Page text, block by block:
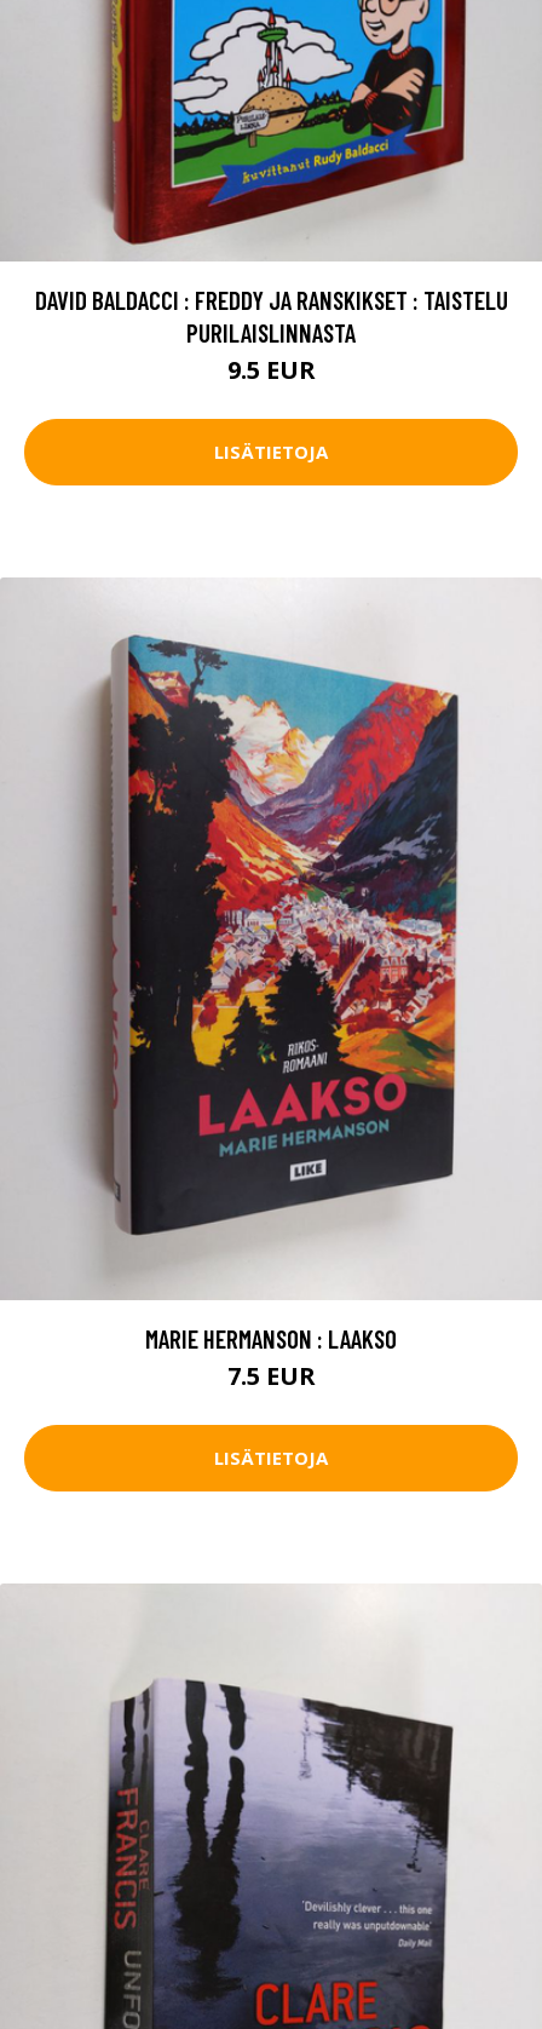
DAVID BALDACCI : FREDDY JA RANSKIKSET : TAISTELU
PURILAISLINNASTA
9.5 EUR
LISÄTIETOJA
MARIE HERMANSON : LAAKSO
7.5 EUR
LISÄTIETOJA